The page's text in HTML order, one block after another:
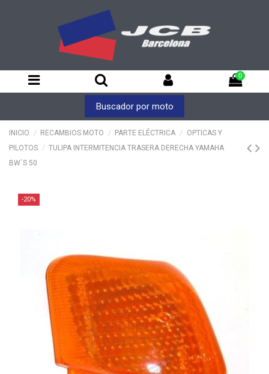
0
Buscador por moto
INICIO RECAMBIOS MOTO PARTE ELÉCTRICA
OPTICAS Y
PILOTOS
TULIPA INTERMITENCIA TRASERA DERECHA YAMAHA
BW´S 50
-20%